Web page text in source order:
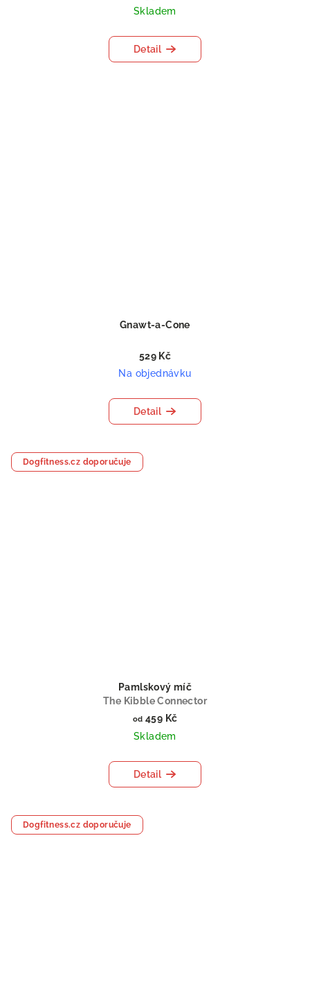
Skladem
Detail
Gnawt-a-Cone
529 Kč
Na objednávku
Detail
Dogfitness.cz doporučuje
Pamlskový míč
The Kibble Connector
od 459 Kč
Skladem
Detail
Dogfitness.cz doporučuje